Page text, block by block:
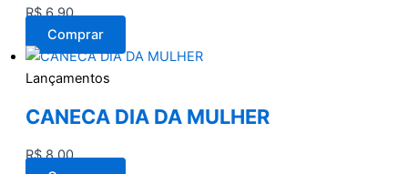
R$6,90
Comprar
Lançamentos
CANECA DIA DA MULHER
R$8,00